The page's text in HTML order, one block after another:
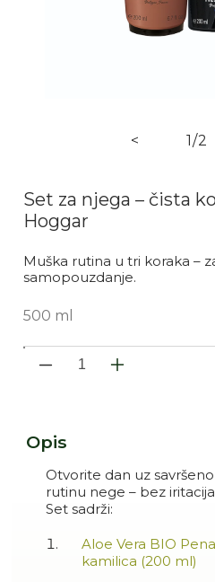
< 1/
od
2
Set za njega – čista
Hoggar
Muška rutina u tri koraka –
samopouzdanje.
500 ml
Smanji
Opis
Otvorite dan uz
rutinu nege – bez
Set sadrži:
Aloe Vera BIO
kamilica (200 ml)